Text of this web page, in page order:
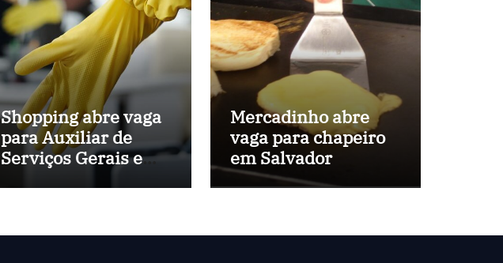
Shopping abre vaga
para Auxiliar de
Serviços Gerais em
Mercadinho abre
vaga para chapeiro
em Salvador